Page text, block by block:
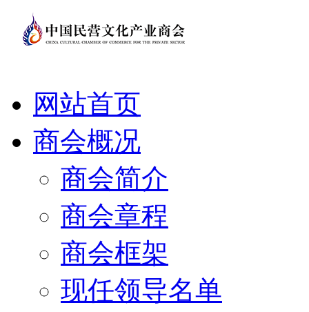
网站首页
商会概况
商会简介
商会章程
商会框架
现任领导名单